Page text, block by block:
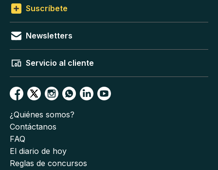
Suscríbete
Newsletters
Servicio al cliente
¿Quiénes somos?
Contáctanos
FAQ
El diario de hoy
Reglas de concursos